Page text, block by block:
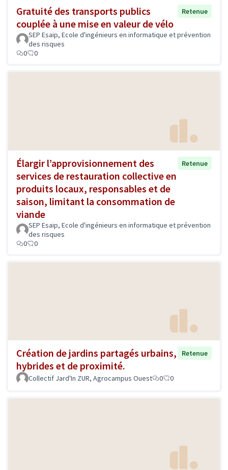
Gratuité des transports publics
couplée à une mise en valeur de vélo
Retenue
SEP Esaip, Ecole d'ingénieurs en informatique et prévention
des risques
0
0
Élargir l’approvisionnement des
services de restauration collective en
produits locaux, responsables et de
saison, limitant la consommation de
viande
Retenue
SEP Esaip, Ecole d'ingénieurs en informatique et prévention
des risques
0
0
Création de jardins partagés urbains,
hybrides et de proximité.
Retenue
Collectif Jard'In ZUR, Agrocampus Ouest 0 0